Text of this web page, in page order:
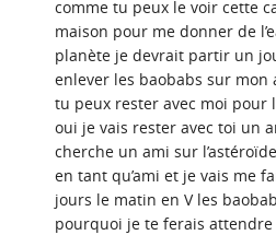
comme tu peux le voir cette
maison pour me donner de
planète je devrait partir un
enlever les baobabs sur mon
tu peux rester avec moi pour
oui je vais rester avec toi un
cherche un ami sur
en tant qu’ami et je vais me
jours le matin en V les
pourquoi je te ferais